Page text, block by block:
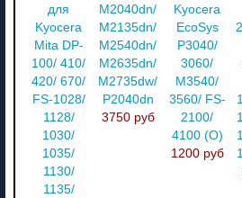
для
Kyocera
Mita DP-
100/ 410/
420/ 670/
FS-1028/
1128/
1030/
1035/
1130/
1135/
M2040dn/
M2135dn/
M2540dn/
M2635dn/
M2735dw/
P2040dn
3750 руб
Kyocera
EcoSys
P3040/
3060/
M3540/
3560/ FS-
2100/
4100 (О)
1200 руб